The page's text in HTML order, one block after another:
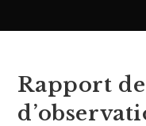
Rapport